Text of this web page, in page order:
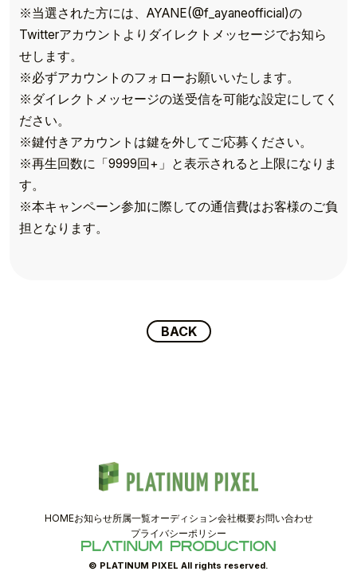
TOP
TOPICS
SCHEDULE
COMPANY
PIXEL SHOP
CONTACT
※当選された方には、AYANE(@f_ayaneofficial)の
Twitterアカウントよりダイレクトメッセージでお知ら
せします。
※必ずアカウントのフォローお願いいたします。
※ダイレクトメッセージの送受信を可能な設定にしてく
ださい。
※鍵付きアカウントは鍵を外してご応募ください。
※再生回数に「9999回+」と表示されると上限になりま
す。
※本キャンペーン参加に際しての通信費はお客様のご負
担となります。
BACK
HOMEお知らせ所属一覧オーディション会社概要お問い合わせ
プライバシーポリシー
© PLATINUM PIXEL All rights reserved.